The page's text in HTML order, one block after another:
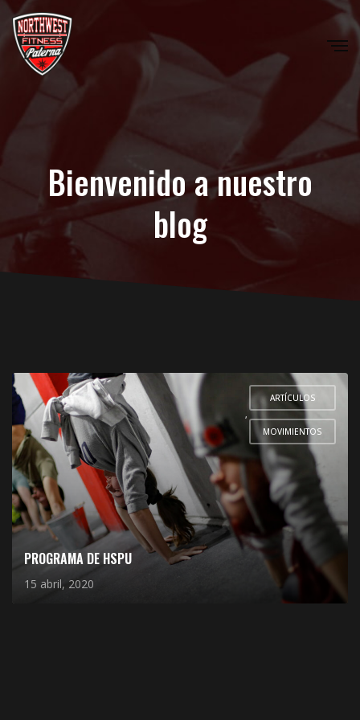
Bienvenido a nuestro
blog
ARTÍCULOS
,
MOVIMIENTOS
PROGRAMA DE HSPU
15 abril, 2020